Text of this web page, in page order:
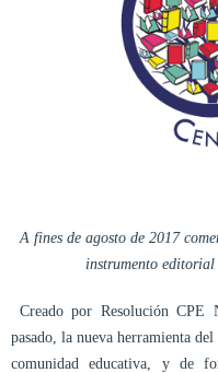
A fines de agosto de 2017
instrumento editorial
Creado por Resolución CPE
pasado, la nueva herramienta
comunidad educativa, y de